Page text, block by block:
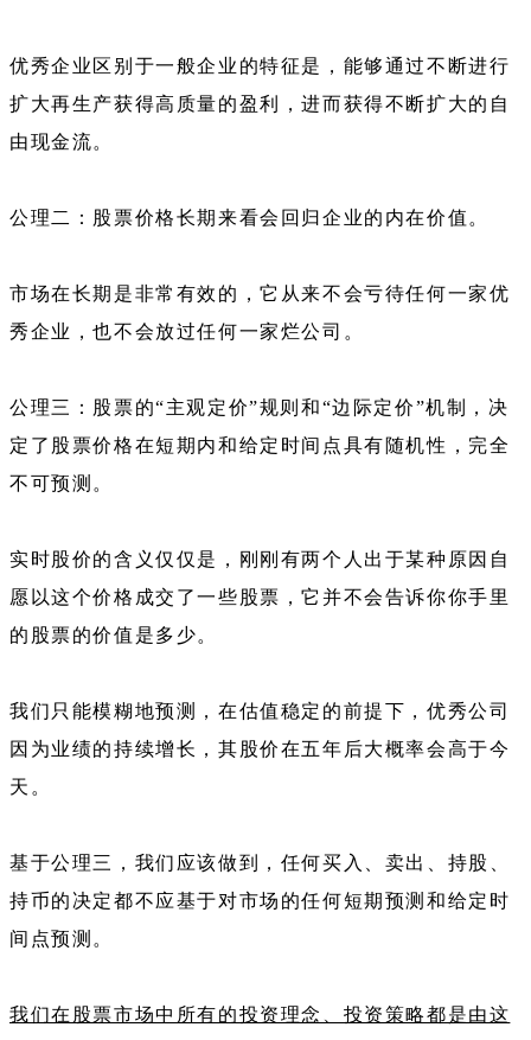
优秀企业区别于一般企业的特征是，能够通过不断进行
扩大再生产获得高质量的盈利，进而获得不断扩大的自
由现金流。
公理二：股票价格长期来看会回归企业的内在价值。
市场在长期是非常有效的，它从来不会亏待任何一家优
秀企业，也不会放过任何一家烂公司。
公理三：股票的“主观定价”规则和“边际定价”机制，决
定了股票价格在短期内和给定时间点具有随机性，完全
不可预测。
实时股价的含义仅仅是，刚刚有两个人出于某种原因自
愿以这个价格成交了一些股票，它并不会告诉你你手里
的股票的价值是多少。
我们只能模糊地预测，在估值稳定的前提下，优秀公司
因为业绩的持续增长，其股价在五年后大概率会高于今
天。
基于公理三，我们应该做到，任何买入、卖出、持股、
持币的决定都不应基于对市场的任何短期预测和给定时
间点预测。
我们在股票市场中所有的投资理念、投资策略都是由这